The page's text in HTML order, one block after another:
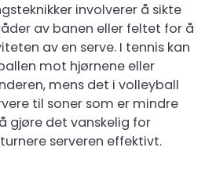
involverer å sikte
av banen eller feltet for å
av en serve. I tennis kan
mot hjørnene eller
mens det i volleyball
til soner som er mindre
gjøre det vanskelig for
serveren effektivt.